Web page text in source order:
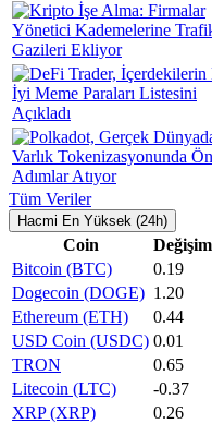
Tüm Veriler
Hacmi En Yüksek (24h)
Coin
Bitcoin (BTC)
0.19
Dogecoin (DOGE) 1.20
Ethereum (ETH)
0.44
USD Coin (USDC) 0.01
TRON
0.65
Litecoin (LTC)
-0.37
XRP (XRP)
0.26